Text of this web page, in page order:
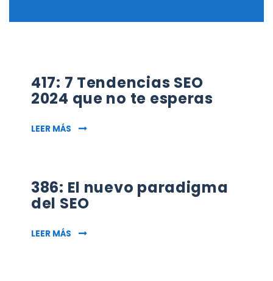
417: 7 Tendencias SEO
2024 que no te esperas
LEER MÁS 417: 7 TENDENCIAS SEO 2024 QUE NO TE
386: El nuevo paradigma
del SEO
LEER MÁS 386: EL NUEVO PARADIGMA DEL SEO